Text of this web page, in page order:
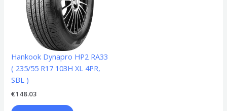
Hankook Dynapro HP2 RA33
( 235/55 R17 103H XL 4PR,
SBL )
€148.03